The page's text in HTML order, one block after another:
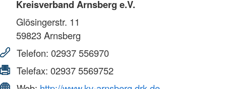
Kreisverband Arnsberg e.V.
Glösingerstr. 11
59823Arnsberg
Telefon: 02937 556970
Telefax: 02937 5569752